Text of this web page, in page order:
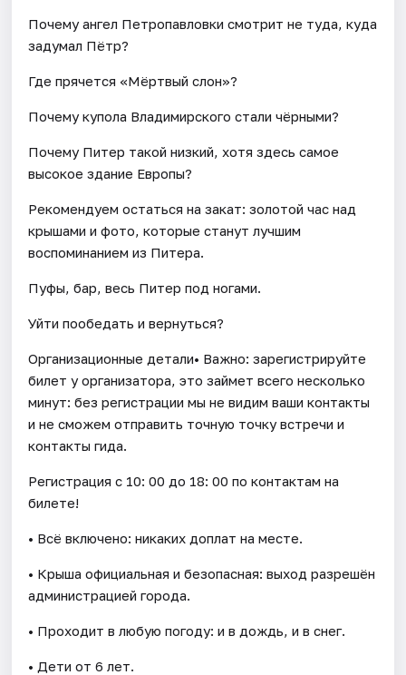
Почему ангел Петропавловки смотрит не туда, куда
задумал Пётр?
Где прячется «Мёртвый слон»?
Почему купола Владимирского стали чёрными?
Почему Питер такой низкий, хотя здесь самое
высокое здание Европы?
Рекомендуем остаться на закат: золотой час над
крышами и фото, которые станут лучшим
воспоминанием из Питера.
Пуфы, бар, весь Питер под ногами.
Уйти пообедать и вернуться?
Организационные детали• Важно: зарегистрируйте
билет у организатора, это займет всего несколько
минут: без регистрации мы не видим ваши контакты
и не сможем отправить точную точку встречи и
контакты гида.
Регистрация с 10: 00 до 18: 00 по контактам на
билете!
• Всё включено: никаких доплат на месте.
• Крыша официальная и безопасная: выход разрешён
администрацией города.
• Проходит в любую погоду: и в дождь, и в снег.
• Дети от 6 лет.